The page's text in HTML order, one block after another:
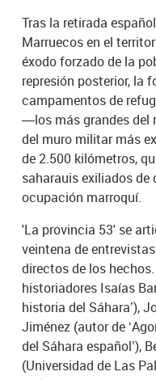
Tras la retirada
Marruecos en el
éxodo forzado de la
represión posterior, la
campamentos de
—los más grandes
del muro militar más
de 2.500 kilómetros,
saharauis exiliados de
ocupación marroquí.
'La provincia 53' se
veintena de
directos de los
historiadores Isaías
historia del Sáhara’),
Jiménez (autor de
del Sáhara español’),
(Universidad de Las